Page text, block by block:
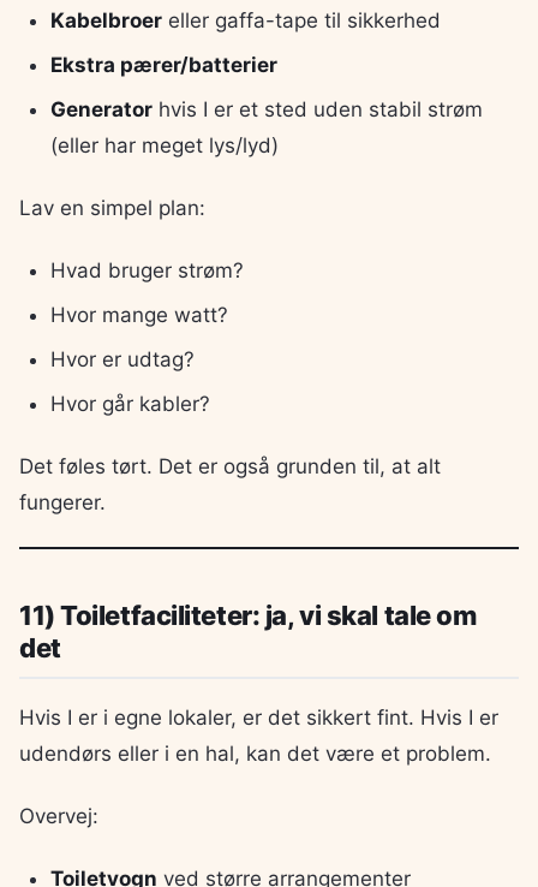
Kabelbroereller gaffa-tape til sikkerhed
Ekstra pærer/batterier
Generatorhvis I er et sted uden stabil strøm
(eller har meget lys/lyd)
Lav en simpel plan:
Hvad bruger strøm?
Hvor mange watt?
Hvor er udtag?
Hvor går kabler?
Det føles tørt. Det er også grunden til, at alt
fungerer.
11) Toiletfaciliteter: ja, vi skal tale om
det
Hvis I er i egne lokaler, er det sikkert fint. Hvis I er
udendørs eller i en hal, kan det være et problem.
Overvej:
Toiletvogn ved større arrangementer